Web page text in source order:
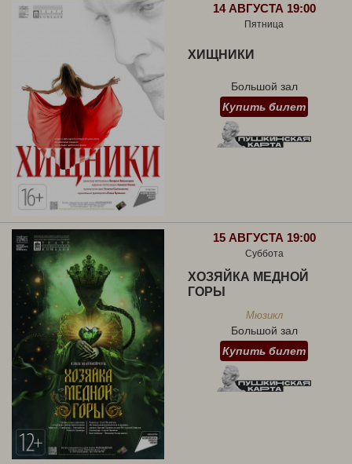
14 АВГУСТА 19:00
Пятница
ХИЩНИКИ
Большой зал
Купить билет
15 АВГУСТА 19:00
Суббота
ХОЗЯЙКА МЕДНОЙ
ГОРЫ
Мюзикл
Большой зал
Купить билет